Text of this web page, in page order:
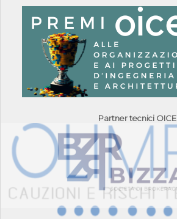
Partner tecnici OICE